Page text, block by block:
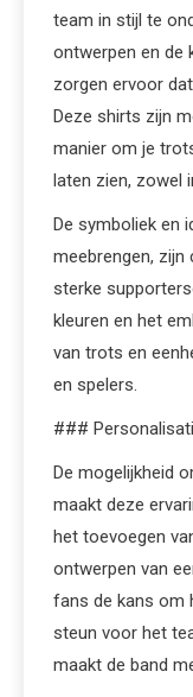
team in stijl te
ontwerpen en de
zorgen ervoor
Deze shirts zijn
manier om je
laten zien, zowel
De symboliek en
meebrengen, zijn
sterke
kleuren en het
van trots en
en spelers.
###
De mogelijkheid
maakt deze
het toevoegen
ontwerpen van
fans de kans om
steun voor het
maakt de band